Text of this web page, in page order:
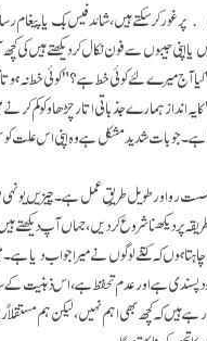
غور کر سکتے ہیں، شائد فیس بک یا
اپنی جیبوں سے فون نکال کر دیکھتے ہیں کی
آج میرے لئے کوئی خط ہے؟" کوئی خط نہ
انداز ہمارے جذباتی اتار چڑھاو کو کم
ہے۔ جو بات شدید مشکل ہے وہ اپنی اس علت
سست رو اور طویل طریقِ عمل ہے۔ چیزیں
پر دیکھنا شروع کر دیں، جہاں آپ دیکھتے
چاہتا ہوں کہ کتنے لوگوں نے میرا جواب دیا
پسندی ہے اور عدم تحفظ ہے، اس ذہنیت کے
ہیں کہ کچھ بھی اہم نہیں، لیکن ہم مستقلاً